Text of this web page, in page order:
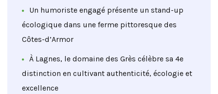
Un humoriste engagé présente un stand-up
écologique dans une ferme pittoresque des
Côtes-d’Armor
À Lagnes, le domaine des Grès célèbre sa 4e
distinction en cultivant authenticité, écologie et
excellence